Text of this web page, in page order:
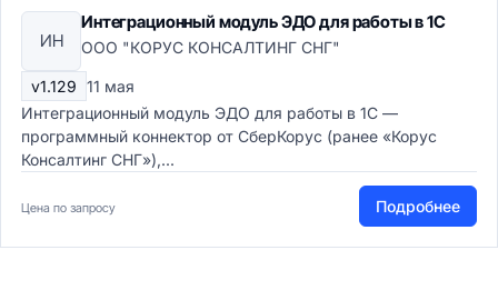
ИН
Интеграционный модуль ЭДО для работы в 1С
ООО "КОРУС КОНСАЛТИНГ СНГ"
v1.129 11 мая
Интеграционный модуль ЭДО для работы в 1С —
программный коннектор от СберКорус (ранее «Корус
Консалтинг СНГ»),...
Цена по запросу Подробнее